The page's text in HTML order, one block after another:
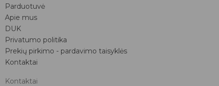
Parduotuvė
Apie mus
DUK
Privatumo politika
Prekių pirkimo - pardavimo taisyklės
Kontaktai
Kontaktai